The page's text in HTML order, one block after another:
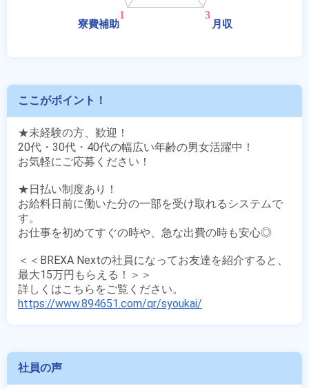
ここがポイント！
★未経験の方、歓迎！
20代・30代・40代の幅広い年齢の男女活躍中！
お気軽にご応募ください！
★日払い制度あり！
お給料日前に働いた分の一部を受け取れるシステムで
す。
お仕事を初めてすぐの時や、急な出費の時も安心◎
＜＜BREXA Nextの社員になってお友達を紹介すると、
最大15万円もらえる！＞＞
https://www.894651.com/qr/syoukai/
社員の声